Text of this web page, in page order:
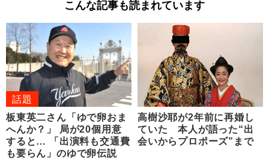
こんな記事も読まれています
話題
板東英二さん「ゆで卵おま
へんか？」 局が20個用意
すると… 「出演料も交通費
も要らん」のゆで卵伝説
高樹沙耶が2年前に再婚し
ていた 本人が語った“出
会いからプロポーズ”まで